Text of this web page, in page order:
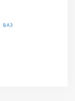
ВАЗ